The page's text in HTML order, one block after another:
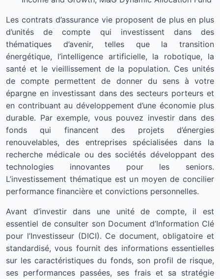
Les contrats d’assurance vie proposent de plus en plus
d’unités de compte qui investissent dans des
thématiques d’avenir, telles que la transition
énergétique, l’intelligence artificielle, la robotique, la
santé et le vieillissement de la population. Ces unités
de compte permettent de donner du sens à votre
épargne en investissant dans des secteurs porteurs et
en contribuant au développement d’une économie plus
durable. Par exemple, vous pouvez investir dans des
fonds qui financent des projets d’énergies
renouvelables, des entreprises spécialisées dans la
recherche médicale ou des sociétés développant des
technologies innovantes pour les seniors.
L’investissement thématique est un moyen de concilier
performance financière et convictions personnelles.
Avant d’investir dans une unité de compte, il est
essentiel de consulter son Document d’Information Clé
pour l’Investisseur (DICI). Ce document, obligatoire et
standardisé, vous fournit des informations essentielles
sur les caractéristiques du fonds, son profil de risque,
ses performances passées, ses frais et sa stratégie